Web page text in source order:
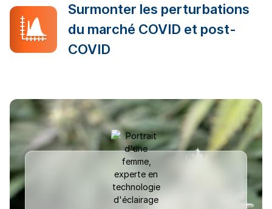
Surmonter les perturbations
du marché COVID et post-
COVID